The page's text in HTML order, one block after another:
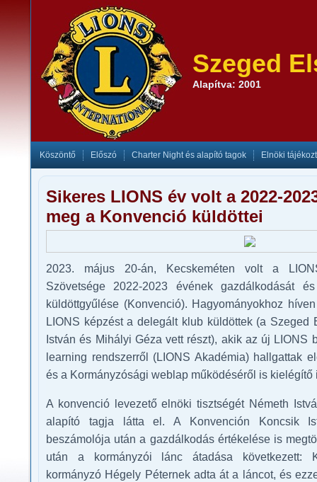
Szeged
Alapítva: 2001
Köszöntő Előszó Charter Night és alapító tagok Elnöki
Sikeres LIONS év volt a 2022-
meg a Konvenció küldöttei
2023. május 20-án, Kecskeméten volt a
Szövetsége 2022-2023 évének gazdálkodását
küldöttgyűlése (Konvenció). Hagyományokhoz
LIONS képzést a delegált klub küldöttek (a Szeged
István és Mihályi Géza vett részt), akik az új LIONS
learning rendszerről (LIONS Akadémia) hallgattak
és a Kormányzósági weblap működéséről is kielégítő
A konvenció levezető elnöki tisztségét Németh
alapító tagja látta el. A Konvención Koncsik
beszámolója után a gazdálkodás értékelése is
után a kormányzói lánc átadása következett:
kormányzó Hégely Péternek adta át a láncot, és